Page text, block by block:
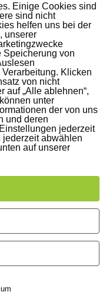
Reneé Tippner
Mr Bean reneé tippner
Einige Cookies sind
sind nicht
helfen uns bei der
unserer
Speicherung von
Klicken
von nicht
„Alle ablehnen“,
unter
der von uns
und deren
jederzeit
abwählen
auf unserer